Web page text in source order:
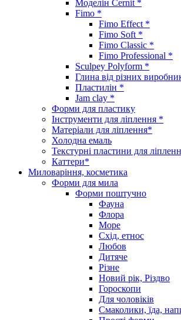
Моделін Cernit *
Fimo *
Fimo Effect *
Fimo Soft *
Fimo Classic *
Fimo Professional *
Sculpey Polyform *
Глина від різних
Пластилін *
Jam clay *
Форми для пластику
Інструменти для ліплення *
Матеріали для ліплення*
Холодна емаль
Текстурні пластини для
Каттери*
Миловаріння, косметика
Форми для мила
Форми поштучно
Фауна
Флора
Море
Схід, етнос
Любов
Дитяче
Різне
Новий рік, Різдво
Гороскопи
Для чоловіків
Смаколики, їда,